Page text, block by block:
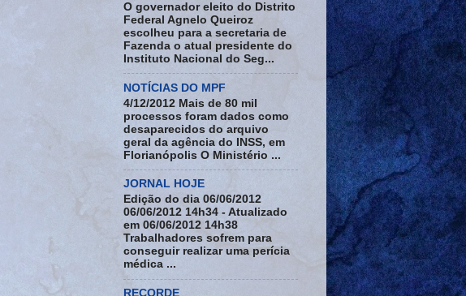
O governador eleito do Distrito
Federal Agnelo Queiroz
escolheu para a secretaria de
Fazenda o atual presidente do
Instituto Nacional do Seg...
NOTÍCIAS DO MPF
4/12/2012 Mais de 80 mil
processos foram dados como
desaparecidos do arquivo
geral da agência do INSS, em
Florianópolis O Ministério ...
JORNAL HOJE
Edição do dia 06/06/2012
06/06/2012 14h34 - Atualizado
em 06/06/2012 14h38
Trabalhadores sofrem para
conseguir realizar uma perícia
médica ...
RECORDE